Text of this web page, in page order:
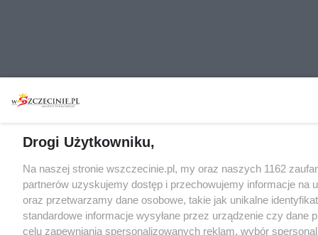
Drogi Użytkowniku,
Na naszej stronie wszczecinie.pl, my oraz naszych 1162
partnerów uzyskujemy dostęp i przechowujemy informacje na
oraz przetwarzamy dane osobowe, takie jak unikalne
standardowe informacje wysyłane przez urządzenie czy dane
celu zapewniania spersonalizowanych reklam, wybór